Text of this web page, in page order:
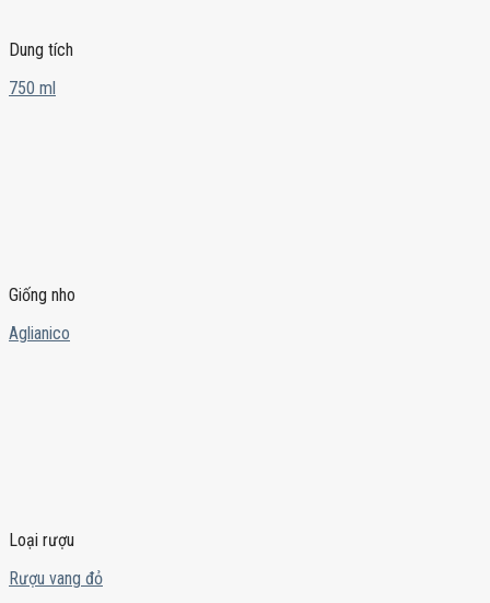
Dung tích
750 ml
Giống nho
Aglianico
Loại rượu
Rượu vang đỏ